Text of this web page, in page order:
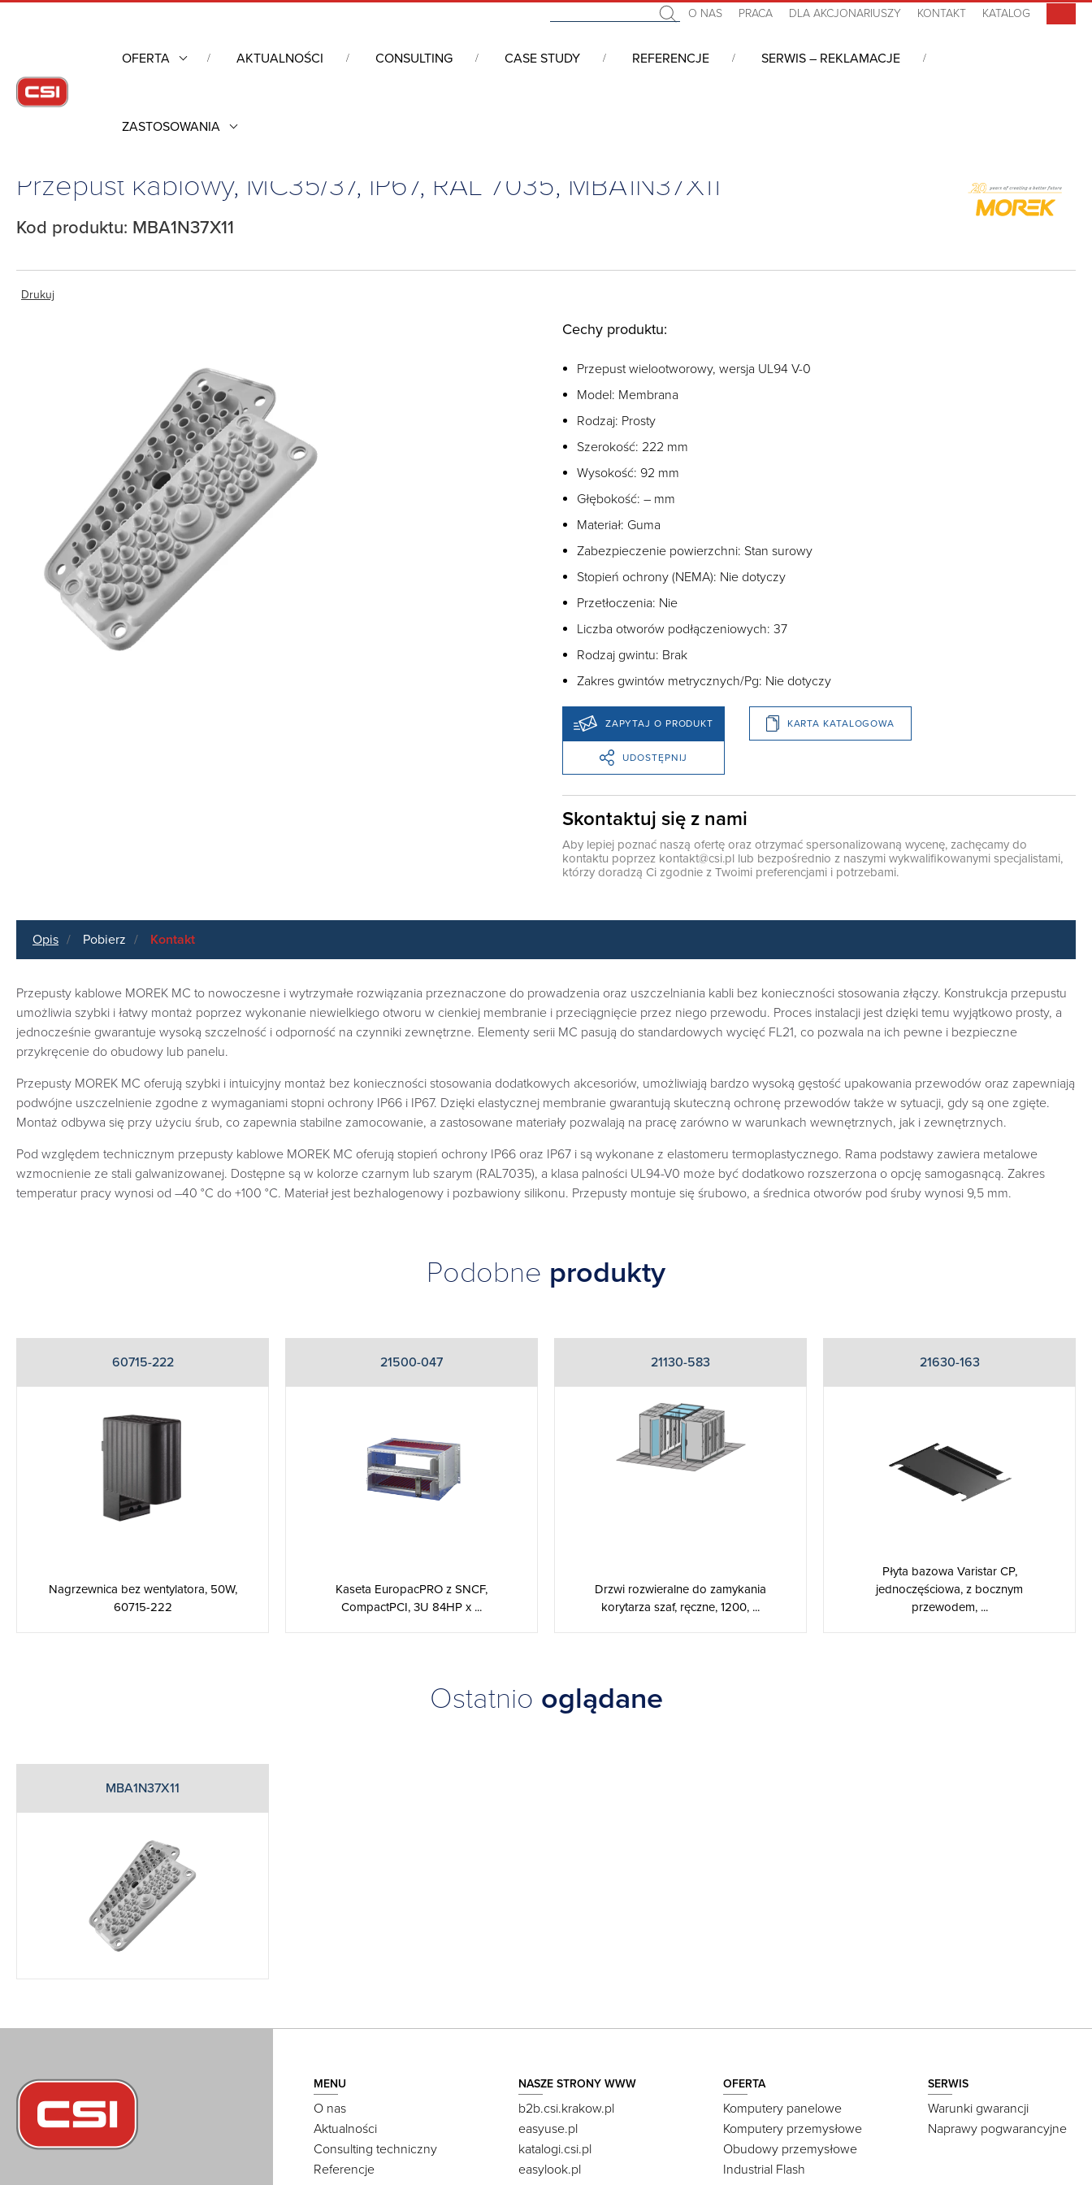
O NAS PRACA DLA AKCJONARIUSZY KONTAKT KATALOG
OFERTA AKTUALNOŚCI CONSULTING CASE STUDY REFERENCJE SERWIS – REKLAMACJE
ZASTOSOWANIA
Obudowy przemysłowe
Przepust kablowy, MC35/37, IP67, RAL 7035, MBA1N37X11
Kod produktu: MBA1N37X11
Drukuj
Cechy produktu:
Przepust wielootworowy, wersja UL94 V-0
Model: Membrana
Rodzaj: Prosty
Szerokość: 222 mm
Wysokość: 92 mm
Głębokość: – mm
Materiał: Guma
Zabezpieczenie powierzchni: Stan surowy
Stopień ochrony (NEMA): Nie dotyczy
Przetłoczenia: Nie
Liczba otworów podłączeniowych: 37
Rodzaj gwintu: Brak
Zakres gwintów metrycznych/Pg: Nie dotyczy
ZAPYTAJ O PRODUKT KARTA KATALOGOWA
UDOSTĘPNIJ
Skontaktuj się z nami
Aby lepiej poznać naszą ofertę oraz otrzymać spersonalizowaną wycenę, zachęcamy do
kontaktu poprzez kontakt@csi.pl lub bezpośrednio z naszymi wykwalifikowanymi specjalistami,
którzy doradzą Ci zgodnie z Twoimi preferencjami i potrzebami.
Opis Pobierz Kontakt
Przepusty kablowe MOREK MC to nowoczesne i wytrzymałe rozwiązania przeznaczone do prowadzenia oraz uszczelniania kabli bez konieczności stosowania złączy. Konstrukcja przepustu
umożliwia szybki i łatwy montaż poprzez wykonanie niewielkiego otworu w cienkiej membranie i przeciągnięcie przez niego przewodu. Proces instalacji jest dzięki temu wyjątkowo prosty, a
jednocześnie gwarantuje wysoką szczelność i odporność na czynniki zewnętrzne. Elementy serii MC pasują do standardowych wycięć FL21, co pozwala na ich pewne i bezpieczne
przykręcenie do obudowy lub panelu.
Przepusty MOREK MC oferują szybki i intuicyjny montaż bez konieczności stosowania dodatkowych akcesoriów, umożliwiają bardzo wysoką gęstość upakowania przewodów oraz zapewniają
podwójne uszczelnienie zgodne z wymaganiami stopni ochrony IP66 i IP67. Dzięki elastycznej membranie gwarantują skuteczną ochronę przewodów także w sytuacji, gdy są one zgięte.
Montaż odbywa się przy użyciu śrub, co zapewnia stabilne zamocowanie, a zastosowane materiały pozwalają na pracę zarówno w warunkach wewnętrznych, jak i zewnętrznych.
Pod względem technicznym przepusty kablowe MOREK MC oferują stopień ochrony IP66 oraz IP67 i są wykonane z elastomeru termoplastycznego. Rama podstawy zawiera metalowe
wzmocnienie ze stali galwanizowanej. Dostępne są w kolorze czarnym lub szarym (RAL7035), a klasa palności UL94-V0 może być dodatkowo rozszerzona o opcję samogasnącą. Zakres
temperatur pracy wynosi od –40 °C do +100 °C. Materiał jest bezhalogenowy i pozbawiony silikonu. Przepusty montuje się śrubowo, a średnica otworów pod śruby wynosi 9,5 mm.
Podobne produkty
60715-222
Nagrzewnica bez wentylatora, 50W,
60715-222
21500-047
Kaseta EuropacPRO z SNCF,
CompactPCI, 3U 84HP x ...
21130-583
Drzwi rozwieralne do zamykania
korytarza szaf, ręczne, 1200, ...
21630-163
Płyta bazowa Varistar CP,
jednoczęściowa, z bocznym
przewodem, ...
Ostatnio oglądane
MBA1N37X11
MENU
O nas
Aktualności
Consulting techniczny
Referencje
NASZE STRONY WWW
b2b.csi.krakow.pl
easyuse.pl
katalogi.csi.pl
easylook.pl
OFERTA
Komputery panelowe
Komputery przemysłowe
Obudowy przemysłowe
Industrial Flash
SERWIS
Warunki gwarancji
Naprawy pogwarancyjne